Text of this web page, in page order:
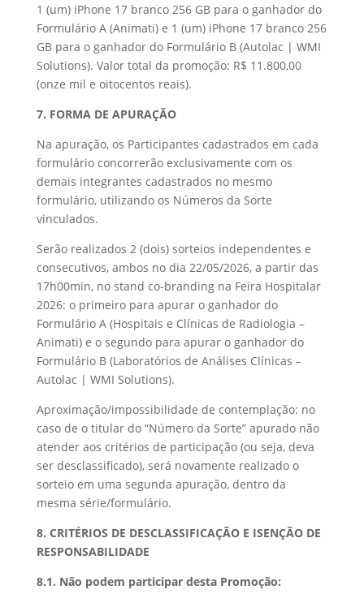
1 (um) iPhone 17 branco 256 GB para o ganhador do
Formulário A (Animati) e 1 (um) iPhone 17 branco 256
GB para o ganhador do Formulário B (Autolac | WMI
Solutions). Valor total da promoção: R$ 11.800,00
(onze mil e oitocentos reais).
7. FORMA DE APURAÇÃO
Na apuração, os Participantes cadastrados em cada
formulário concorrerão exclusivamente com os
demais integrantes cadastrados no mesmo
formulário, utilizando os Números da Sorte
vinculados.
Serão realizados 2 (dois) sorteios independentes e
consecutivos, ambos no dia 22/05/2026, a partir das
17h00min, no stand co-branding na Feira Hospitalar
2026: o primeiro para apurar o ganhador do
Formulário A (Hospitais e Clínicas de Radiologia –
Animati) e o segundo para apurar o ganhador do
Formulário B (Laboratórios de Análises Clínicas –
Autolac | WMI Solutions).
Aproximação/impossibilidade de contemplação: no
caso de o titular do “Número da Sorte” apurado não
atender aos critérios de participação (ou seja, deva
ser desclassificado), será novamente realizado o
sorteio em uma segunda apuração, dentro da
mesma série/formulário.
8. CRITÉRIOS DE DESCLASSIFICAÇÃO E ISENÇÃO DE
RESPONSABILIDADE
8.1. Não podem participar desta Promoção: